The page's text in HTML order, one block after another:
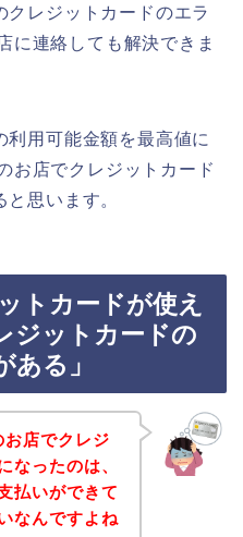
クレジットカードのエラ
に連絡しても解決できま
利用可能金額を最高値に
お店でクレジットカード
思います。
トカードが使え
ジットカードの
ある」
店でクレジ
なったのは、
払いができて
なんですよね